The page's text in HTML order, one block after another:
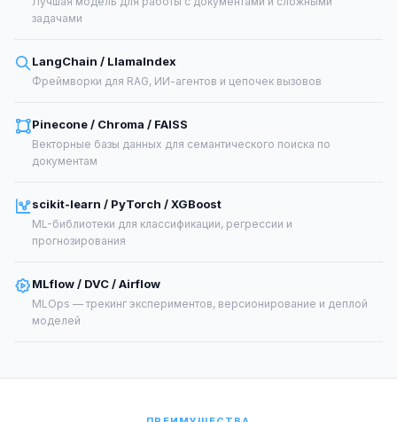
задачами
LangChain / LlamaIndex
Фреймворки для RAG, ИИ-агентов и цепочек вызовов
Pinecone / Chroma / FAISS
Векторные базы данных для семантического поиска по
документам
scikit-learn / PyTorch / XGBoost
ML-библиотеки для классификации, регрессии и
прогнозирования
MLflow / DVC / Airflow
MLOps — трекинг экспериментов, версионирование и деплой
моделей